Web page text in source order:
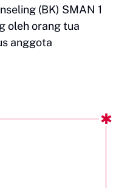
(BK) SMAN 1
oleh orang tua
anggota